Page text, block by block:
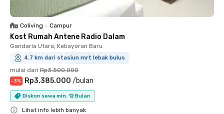
Coliving • Campur
Kost Rumah Antene Radio Dalam
Gandaria Utara, Kebayoran Baru
4.7 km dari stasiun mrt lebak bulus
mulai dari Rp3.500.000
-3% Rp3.385.000 /bulan
Diskon sewa min. 12 Bulan
Lihat info lebih banyak